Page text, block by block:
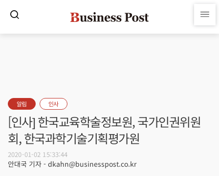
알림 인사
[인사] 한국교육학술정보원, 국가인권위원
회, 한국과학기술기획평가원
2020-01-02 15:33:44
안대국 기자 - dkahn@businesspost.co.kr